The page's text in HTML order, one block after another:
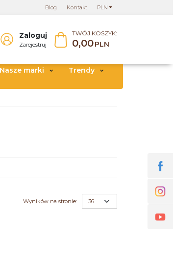
PLN
Blog Kontakt
Zaloguj
Zarejestruj
TWÓJ KOSZYK:
0,00PLN
Nasze marki
Trendy
Wyników na stronie: